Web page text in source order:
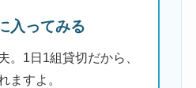
入ってみる
。1日1組貸切だから、
ますよ。